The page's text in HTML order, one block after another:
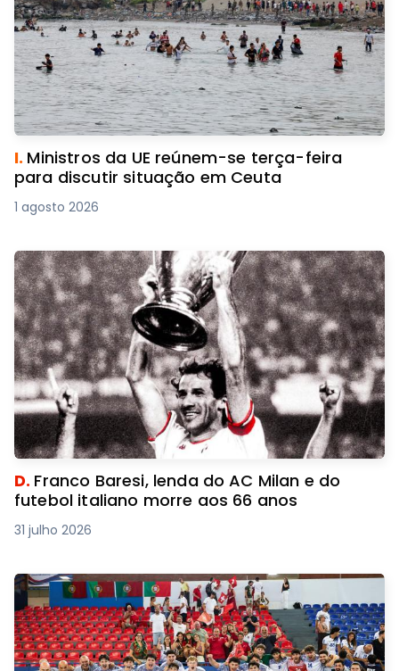
I. Ministros da UE reúnem-se terça-feira
para discutir situação em Ceuta
1 agosto 2026
D. Franco Baresi, lenda do AC Milan e do
futebol italiano morre aos 66 anos
31 julho 2026